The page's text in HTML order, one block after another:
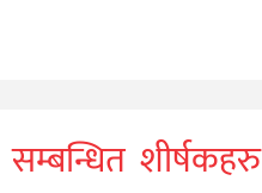
सम्बन्धित शीर्षकहरु